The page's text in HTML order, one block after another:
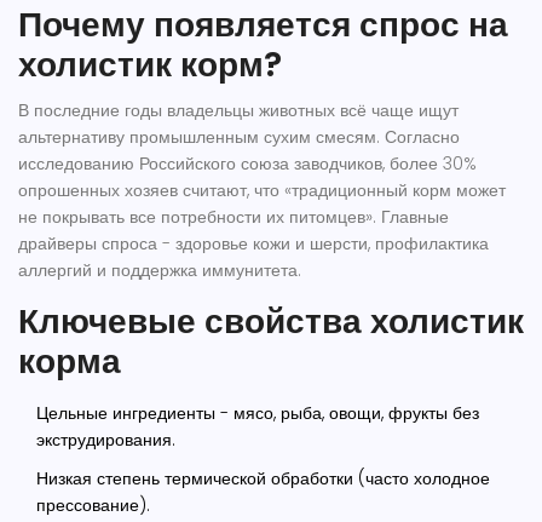
Почему появляется спрос на
холистик корм?
В последние годы владельцы животных всё чаще ищут
альтернативу промышленным сухим смесям. Согласно
исследованию Российского союза заводчиков, более 30%
опрошенных хозяев считают, что «традиционный корм может
не покрывать все потребности их питомцев». Главные
драйверы спроса - здоровье кожи и шерсти, профилактика
аллергий и поддержка иммунитета.
Ключевые свойства холистик
корма
Цельные ингредиенты - мясо, рыба, овощи, фрукты без
экструдирования.
Низкая степень термической обработки (часто холодное
прессование).